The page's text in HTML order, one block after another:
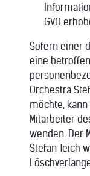
GVO
Sofern einer
eine
Orchestra
möchte,
Mitarbeiter
wenden. Der
Stefan Teich